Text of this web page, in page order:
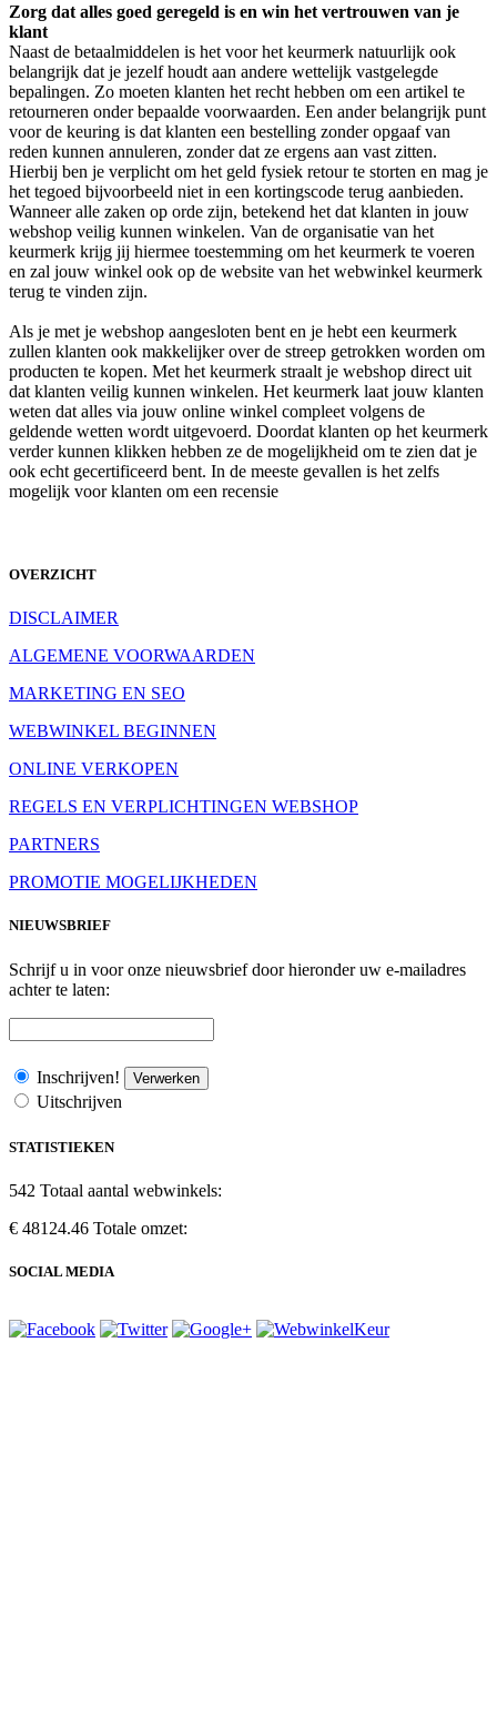
Zorg dat alles goed geregeld is en win het vertrouwen van je
klant
Naast de betaalmiddelen is het voor het keurmerk natuurlijk ook
belangrijk dat je jezelf houdt aan andere wettelijk vastgelegde
bepalingen. Zo moeten klanten het recht hebben om een artikel te
retourneren onder bepaalde voorwaarden. Een ander belangrijk punt
voor de keuring is dat klanten een bestelling zonder opgaaf van
reden kunnen annuleren, zonder dat ze ergens aan vast zitten.
Hierbij ben je verplicht om het geld fysiek retour te storten en mag je
het tegoed bijvoorbeeld niet in een kortingscode terug aanbieden.
Wanneer alle zaken op orde zijn, betekend het dat klanten in jouw
webshop veilig kunnen winkelen. Van de organisatie van het
keurmerk krijg jij hiermee toestemming om het keurmerk te voeren
en zal jouw winkel ook op de website van het webwinkel keurmerk
terug te vinden zijn.
Als je met je webshop aangesloten bent en je hebt een keurmerk
zullen klanten ook makkelijker over de streep getrokken worden om
producten te kopen. Met het keurmerk straalt je webshop direct uit
dat klanten veilig kunnen winkelen. Het keurmerk laat jouw klanten
weten dat alles via jouw online winkel compleet volgens de
geldende wetten wordt uitgevoerd. Doordat klanten op het keurmerk
verder kunnen klikken hebben ze de mogelijkheid om te zien dat je
ook echt gecertificeerd bent. In de meeste gevallen is het zelfs
mogelijk voor klanten om een recensie
OVERZICHT
DISCLAIMER
ALGEMENE VOORWAARDEN
MARKETING EN SEO
WEBWINKEL BEGINNEN
ONLINE VERKOPEN
REGELS EN VERPLICHTINGEN WEBSHOP
PARTNERS
PROMOTIE MOGELIJKHEDEN
NIEUWSBRIEF
Schrijf u in voor onze nieuwsbrief door hieronder uw e-mailadres
achter te laten:
Inschrijven! Verwerken
Uitschrijven
STATISTIEKEN
542 Totaal aantal webwinkels:
€ 48124.46 Totale omzet:
SOCIAL MEDIA